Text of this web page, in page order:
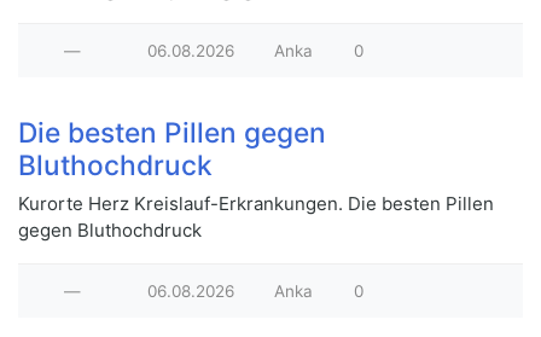
— 06.08.2026 Anka 0
Die besten Pillen gegen
Bluthochdruck
Kurorte Herz Kreislauf-Erkrankungen. Die besten Pillen
gegen Bluthochdruck
— 06.08.2026 Anka 0